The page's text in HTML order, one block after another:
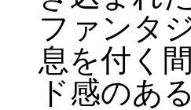
ファンタ
息を付く
ド感のあ